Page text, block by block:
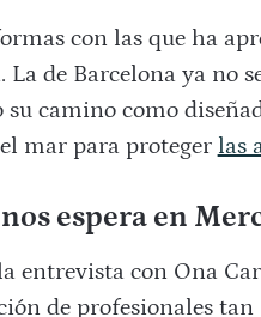
con las que ha
La de Barcelona ya no
camino como
mar para proteger las
espera en
entrevista con Ona
de profesionales tan